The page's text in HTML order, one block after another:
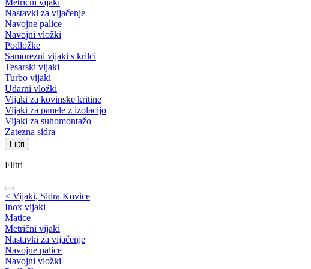
Nastavki za vijačenje
Navojne palice
Navojni vložki
Podložke
Samorezni vijaki s krilci
Tesarski vijaki
Turbo vijaki
Udarni vložki
Vijaki za kovinske kritine
Vijaki za panele z izolacijo
Vijaki za suhomontažo
Zatezna sidra
Filtri
Filtri
< Vijaki, Sidra Kovice
Inox vijaki
Matice
Metrični vijaki
Nastavki za vijačenje
Navojne palice
Navojni vložki